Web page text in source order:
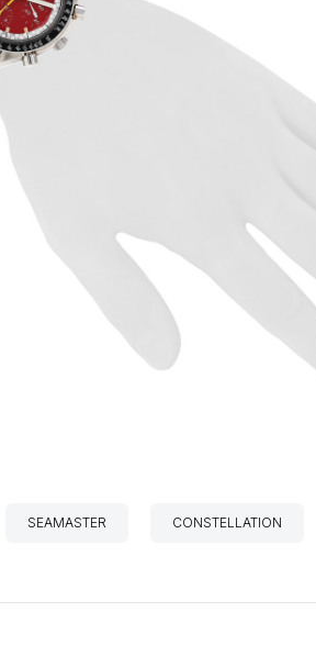
SEAMASTER CONSTELLATION